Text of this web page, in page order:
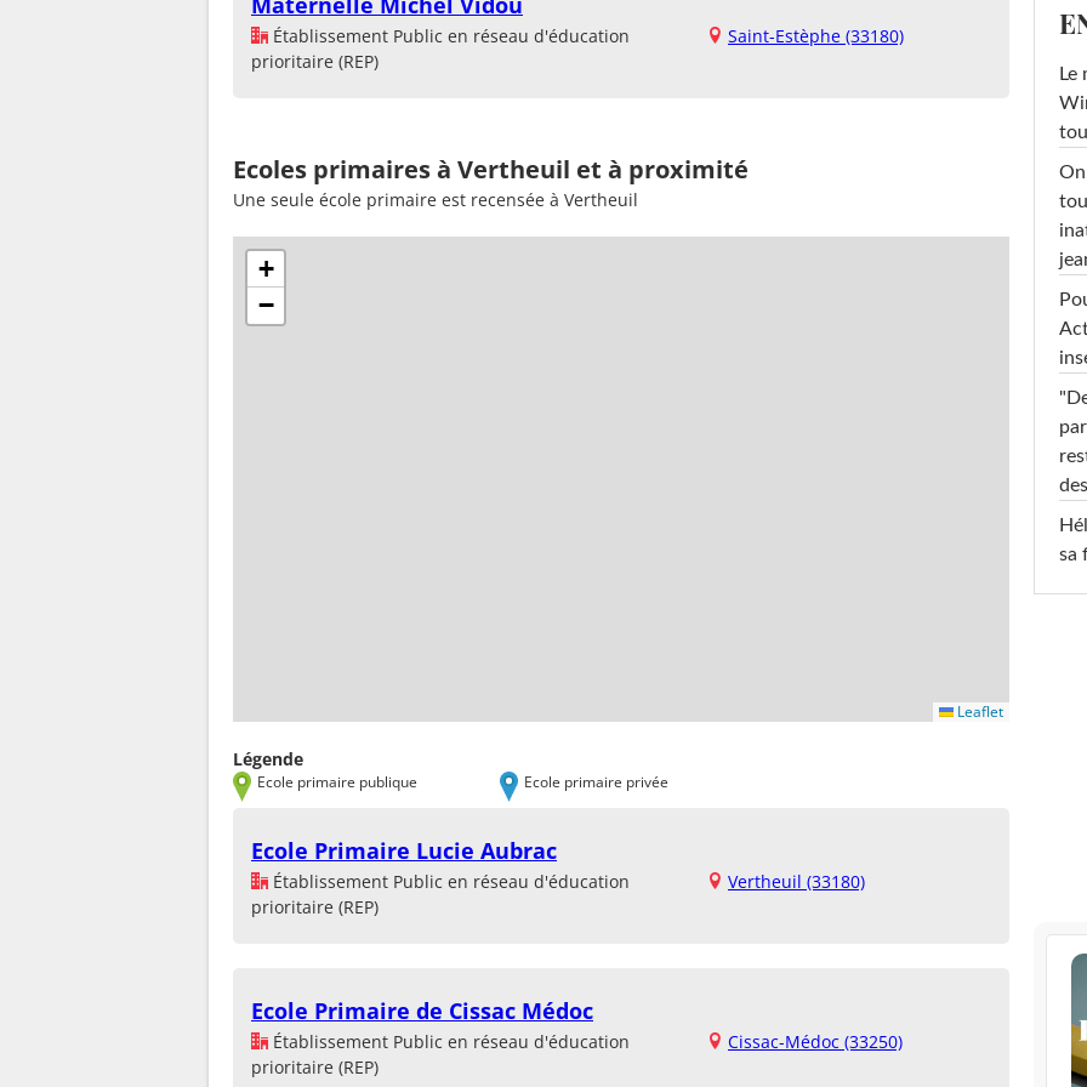
Établissement Public en réseau d'éducation
prioritaire (REP)
Saint-Estèphe (33180)
Ecoles primaires à Vertheuil et à proximité
Une seule école primaire est recensée à Vertheuil
+
−
Leaflet
Légende
Ecole primaire publique Ecole primaire privée
Ecole Primaire Lucie Aubrac
Établissement Public en réseau d'éducation
prioritaire (REP)
Vertheuil (33180)
Ecole Primaire de Cissac Médoc
Établissement Public en réseau d'éducation
prioritaire (REP)
Cissac-Médoc (33250)
Le
sa